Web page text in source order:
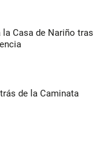
Casa de Nariño tras
de la Caminata